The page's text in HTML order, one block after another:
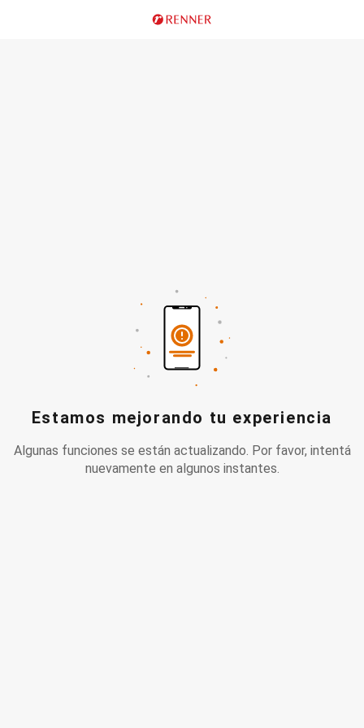
Estamos mejorando tu experiencia
Algunas funciones se están actualizando. Por favor, intentá
nuevamente en algunos instantes.